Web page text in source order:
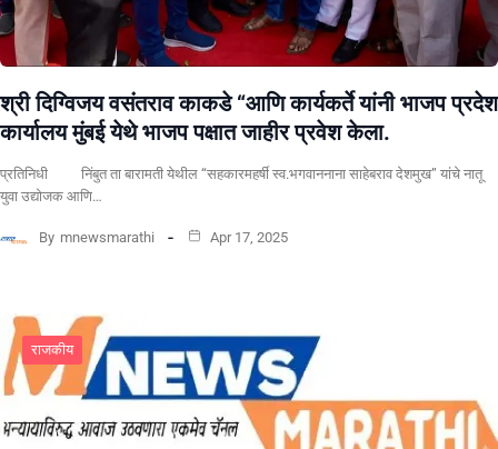
श्री दिग्विजय वसंतराव काकडे “आणि कार्यकर्ते यांनी भाजप प्रदेश
कार्यालय मुंबई येथे भाजप पक्षात जाहीर प्रवेश केला.
प्रतिनिधी निंबुत ता बारामती येथील “सहकारमहर्षी स्व.भगवाननाना साहेबराव देशमुख” यांचे नातू
युवा उद्योजक आणि…
By mnewsmarathi Apr 17, 2025
राजकीय